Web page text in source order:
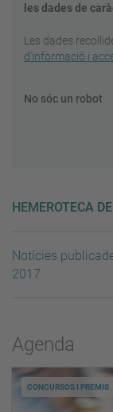
les dades de
Les dades
d'informació i
No sóc un robot
HEMEROTECA
Notícies
2017
Agenda
CONCURSOS I PREMIS